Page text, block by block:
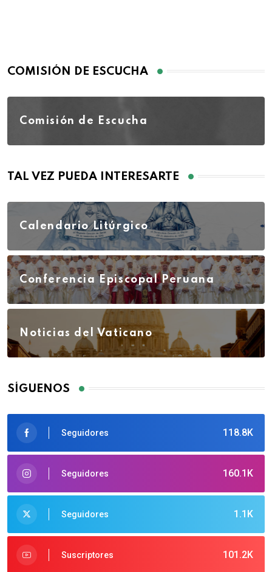
COMISIÓN DE ESCUCHA
Comisión de Escucha
TAL VEZ PUEDA INTERESARTE
Calendario Litúrgico
Conferencia Episcopal Peruana
Noticias del Vaticano
SÍGUENOS
118.8K
Seguidores
160.1K
Seguidores
1.1K
Seguidores
101.2K
Suscriptores